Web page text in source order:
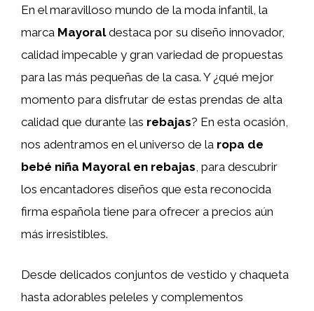
En el maravilloso mundo de la moda infantil, la
marca Mayoraldestaca por su diseño innovador,
calidad impecable y gran variedad de propuestas
para las más pequeñas de la casa. Y ¿qué mejor
momento para disfrutar de estas prendas de alta
calidad que durante las rebajas? En esta ocasión,
nos adentramos en el universo de la ropa de
bebé niña Mayoral en rebajas, para descubrir
los encantadores diseños que esta reconocida
firma española tiene para ofrecer a precios aún
más irresistibles.
Desde delicados conjuntos de vestido y chaqueta
hasta adorables peleles y complementos